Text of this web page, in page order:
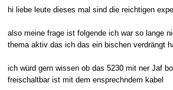
hi liebe leute dieses mal sind die reichtigen
also meine frage ist folgende ich war so lange
thema aktiv das ich das ein bischen verdrängt
ich würd gern wissen ob das 5230 mit ner Jaf
freischaltbar ist mit dem ensprechndem kabel